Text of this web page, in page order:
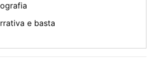
e basta